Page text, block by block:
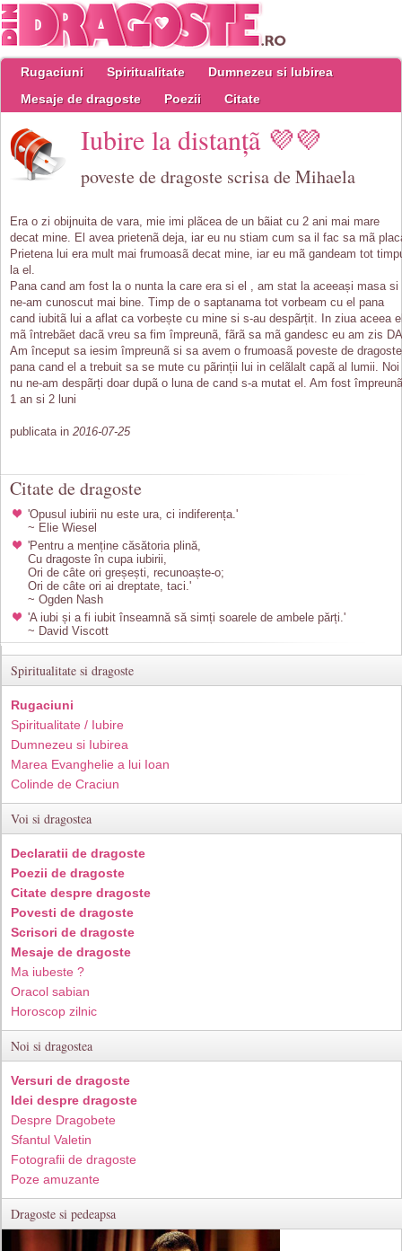
Rugaciuni Spiritualitate
Dumnezeu si Iubirea
Mesaje de dragoste
Poezii Citate
Iubire la distanțã 💜💜
poveste de dragoste scrisa de Mihaela
Era o zi obijnuita de vara, mie imi plãcea de un bãiat cu 2 ani mai mare
decat mine. El avea prietenã deja, iar eu nu stiam cum sa il fac sa mã
Prietena lui era mult mai frumoasã decat mine, iar eu mã gandeam tot
la el.
Pana cand am fost la o nunta la care era si el , am stat la aceeași masa si
ne-am cunoscut mai bine. Timp de o saptanama tot vorbeam cu el pana
cand iubitã lui a aflat ca vorbește cu mine si s-au despãrțit. In ziua aceea
mã întrebãet dacã vreu sa fim împreunã, fãrã sa mã gandesc eu am zis
Am început sa iesim împreunã si sa avem o frumoasã poveste de
pana cand el a trebuit sa se mute cu pãrinții lui in celãlalt capã al lumii. Noi
nu ne-am despãrți doar dupã o luna de cand s-a mutat el. Am fost împreunã
1 an si 2 luni
publicata in 2016-07-25
Citate de dragoste
'Opusul iubirii nu este ura, ci indiferența.'
~ Elie Wiesel
'Pentru a menține căsătoria plină,
Cu dragoste în cupa iubirii,
Ori de câte ori greșești, recunoaște-o;
Ori de câte ori ai dreptate, taci.'
~ Ogden Nash
'A iubi și a fi iubit înseamnă să simți soarele de ambele părți.'
~ David Viscott
Spiritualitate si dragoste
Rugaciuni
Spiritualitate / Iubire
Dumnezeu si Iubirea
Marea Evanghelie a lui Ioan
Colinde de Craciun
Voi si dragostea
Declaratii de dragoste
Poezii de dragoste
Citate despre dragoste
Povesti de dragoste
Scrisori de dragoste
Mesaje de dragoste
Ma iubeste ?
Oracol sabian
Horoscop zilnic
Noi si dragostea
Versuri de dragoste
Idei despre dragoste
Despre Dragobete
Sfantul Valetin
Fotografii de dragoste
Poze amuzante
Dragoste si pedeapsa